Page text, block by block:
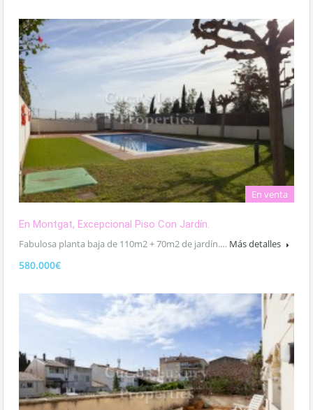
En venta
En Montgat, Excepcional Piso Con Jardín.
Fabulosa planta baja de 110m2 + 70m2 de jardín.… Más detalles
580.000€